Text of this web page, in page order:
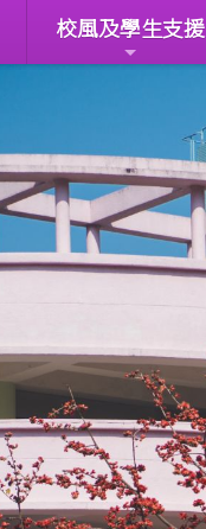
校風及學生支援